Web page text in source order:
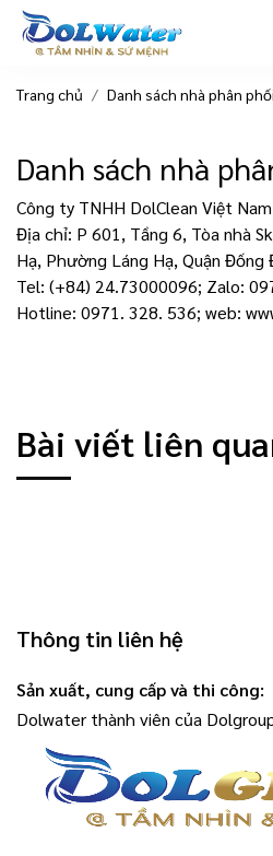
Trang chủ Danh sách nhà phân phối
Danh sách nhà
Công ty TNHH DolClean Việt Nam
Địa chỉ: P 601, Tầng 6, Tòa nhà
Hạ, Phường Láng Hạ, Quận Đống
Tel: (+84) 24.73000096; Zalo:
Hotline: 0971. 328. 536; web:
Bài viết liên
Thông tin liên hệ
Sản xuất, cung cấp và thi công:
Dolwater thành viên của